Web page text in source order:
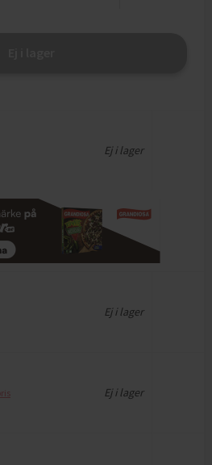
Ej i lager
Ej i lager
Ej i lager